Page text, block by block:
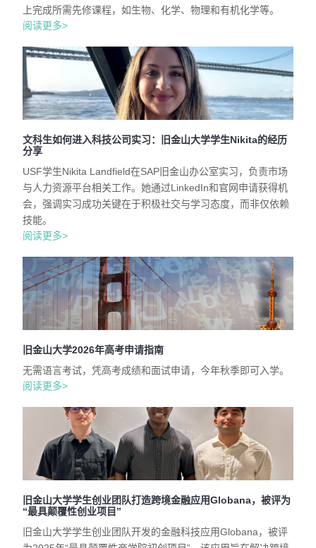
上完成所需先修课程，如生物、化学、物理和有机化学等。
阅读更多>
文科生如何进入科技公司实习：旧金山大学学生Nikita的经历
分享
USF学生Nikita Landfield在SAP旧金山办公室实习，负责市场
与人力资源平台相关工作。她通过LinkedIn和官网申请获得机
会，强调实习成功关键在于积极社交与学习态度，而非仅依赖
技能。
阅读更多>
旧金山大学2026年高考申请指南
无需语言考试，凭高考成绩和面试申请，今年秋季即可入学。
阅读更多>
旧金山大学学生创业团队打造跨境金融应用Globana，被评为
“最具颠覆性创业项目”
旧金山大学学生创业团队开发的金融科技应用Globana，被评